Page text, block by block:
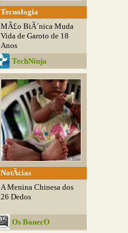
Tecnologia
MÃ£o BiÃ´nica Muda
Vida de Garoto de 18
Anos
TechNinja
NotÃ­cias
A Menina Chinesa dos
26 Dedos
Os BonecO